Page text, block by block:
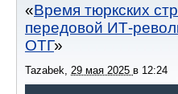
Время тюркских
передовой ИТ-
ОТГ
Tazabek 29 мая 2025 в 12:24